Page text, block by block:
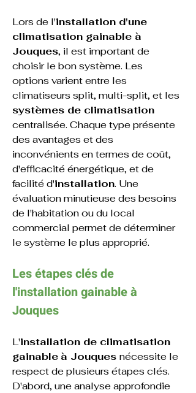
Lors de l'installation d'une
climatisation gainable à
Jouques, il est important de
choisir le bon système. Les
options varient entre les
climatiseurs split, multi-split, et les
systèmes de climatisation
centralisée. Chaque type présente
des avantages et des
inconvénients en termes de coût,
d'efficacité énergétique, et de
facilité d'installation. Une
évaluation minutieuse des besoins
de l'habitation ou du local
commercial permet de déterminer
le système le plus approprié.
Les étapes clés de
l'installation gainable à
Jouques
L'installation de climatisation
gainable à Jouques nécessite le
respect de plusieurs étapes clés.
D'abord, une analyse approfondie